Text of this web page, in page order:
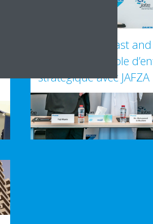
Daikin Middle East
signe un protocole
stratégique avec JAFZA